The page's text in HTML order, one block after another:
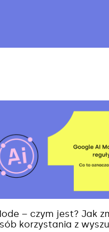
– czym jest? Jak
korzystania z